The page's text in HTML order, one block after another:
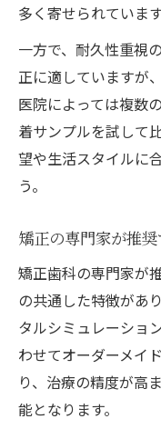
多く寄せられています
一方で、耐久性重視
正に適していますが
医院によっては複数
着サンプルを試して
望や生活スタイルに
う。
矯正の専門家が推
矯正歯科の専門家が
の共通した特徴があ
タルシミュレーショ
わせてオーダーメイ
り、治療の精度が高
能となります。